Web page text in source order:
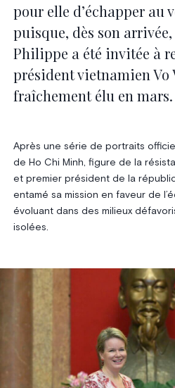
pour elle d’échapper au
puisque, dès son arrivée,
Philippe a été invitée à
président vietnamien Vo
fraîchement élu en mars.
Après une série de portraits
de Ho Chi Minh, figure de la
et premier président de la
entamé sa mission en faveur de
évoluant dans des milieux
isolées.